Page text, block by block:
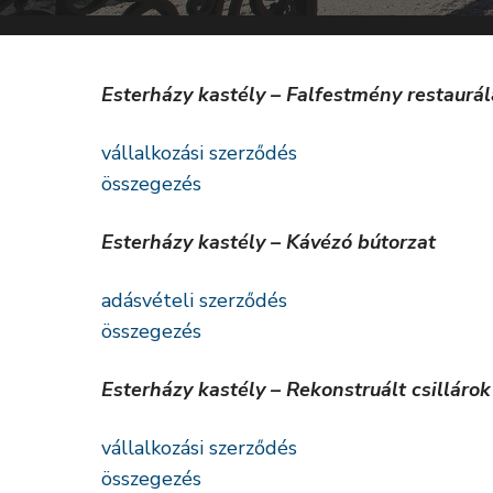
Esterházy kastély – Falfestmény
vállalkozási szerződés
összegezés
Esterházy kastély – Kávézó bútorzat
adásvételi szerződés
összegezés
Esterházy kastély – Rekonstruált csillárok
vállalkozási szerződés
összegezés